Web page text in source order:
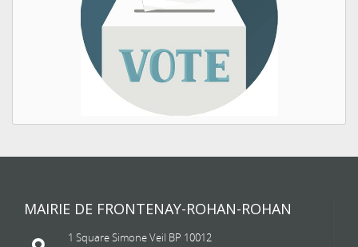
MAIRIE DE FRONTENAY-ROHAN-ROHAN
1 Square Simone Veil BP 10012